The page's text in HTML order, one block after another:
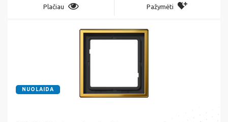
Plačiau Pažymėti
NUOLAIDA